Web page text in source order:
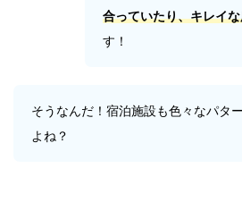
合っていたり、キレイ
す！
そうなんだ！宿泊施設も色々なパタ
よね？